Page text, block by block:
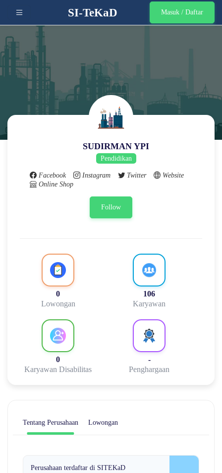
SI-TeKaD Masuk / Daftar
SUDIRMAN YPI
Pendidikan
Facebook Instagram Twitter
Website
Online Shop
Follow
0
Lowongan
106
Karyawan
0
Karyawan Disabilitas
-
Penghargaan
Tentang Perusahaan Lowongan
Perusahaan terdaftar di SITEKaD